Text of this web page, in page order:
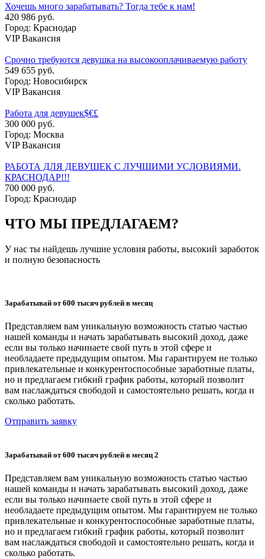
Хочешь много зарабатывать? Тогда тебе к нам!
420 986 руб.
Город: Краснодар
VIP Вакансия
Срочно требуются девушка на высокооплачиваемую работу
549 655 руб.
Город: Новосибирск
VIP Вакансия
Работа для девушек$€£
300 000 руб.
Город: Москва
VIP Вакансия
РАБОТА ДЛЯ ДЕВУШЕК С ЛУЧШИМИ УСЛОВИЯМИ.
КРАСНОДАР!!!
700 000 руб.
Город: Краснодар
ЧТО МЫ ПРЕДЛАГАЕМ?
У нас ты найдешь лучшие условия работы, высокий заработок
и полную безопасность
Зарабатывай от 600 тысяч рублей в месяц
Представляем вам уникальную возможность статью частью
нашей команды и начать зарабатывать высокий доход, даже
если вы только начинаете свой путь в этой сфере и
необладаете предыдущим опытом. Мы гарантируем не только
привлекательные и конкурентоспособные заработные платы,
но и предлагаем гибкий график работы, который позволит
вам наслаждаться свободой и самостоятельно решать, когда и
сколько работать.
Отправить заявку
Зарабатывай от 600 тысяч рублей в месяц 2
Представляем вам уникальную возможность статью частью
нашей команды и начать зарабатывать высокий доход, даже
если вы только начинаете свой путь в этой сфере и
необладаете предыдущим опытом. Мы гарантируем не только
привлекательные и конкурентоспособные заработные платы,
но и предлагаем гибкий график работы, который позволит
вам наслаждаться свободой и самостоятельно решать, когда и
сколько работать.